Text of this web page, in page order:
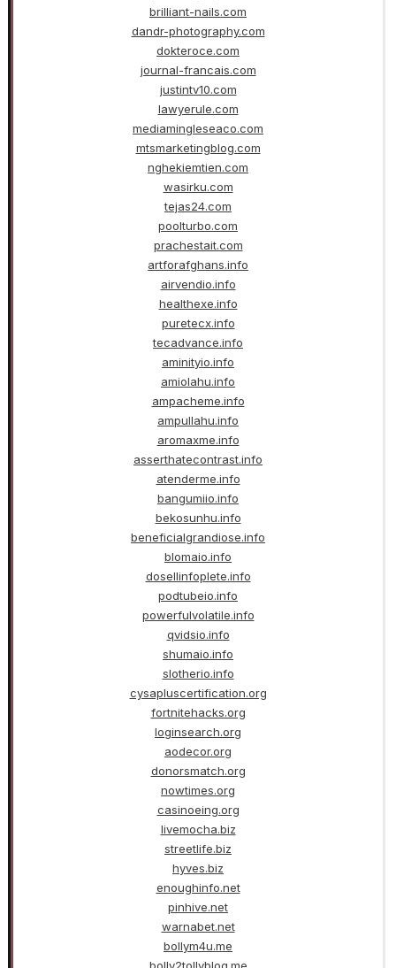
brilliant-nails.com
dandr-photography.com
dokteroce.com
journal-francais.com
justintv10.com
lawyerule.com
mediamingleseaco.com
mtsmarketingblog.com
nghekiemtien.com
wasirku.com
tejas24.com
poolturbo.com
prachestait.com
artforafghans.info
airvendio.info
healthexe.info
puretecx.info
tecadvance.info
aminityio.info
amiolahu.info
ampacheme.info
ampullahu.info
aromaxme.info
asserthatecontrast.info
atenderme.info
bangumiio.info
bekosunhu.info
beneficialgrandiose.info
blomaio.info
dosellinfoplete.info
podtubeio.info
powerfulvolatile.info
qvidsio.info
shumaio.info
slotherio.info
cysapluscertification.org
fortnitehacks.org
loginsearch.org
aodecor.org
donorsmatch.org
nowtimes.org
casinoeing.org
livemocha.biz
streetlife.biz
hyves.biz
enoughinfo.net
pinhive.net
warnabet.net
bollym4u.me
bolly2tollyblog.me